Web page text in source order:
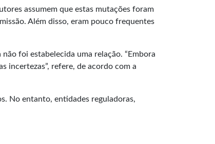
assumem que estas mutações foram
Além disso, eram pouco frequentes
foi estabelecida uma relação. “Embora
incertezas”, refere, de acordo com a
No entanto, entidades reguladoras,